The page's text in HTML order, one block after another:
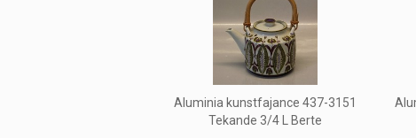
Aluminia kunstfajance 437-3151
Tekande 3/4 L Berte